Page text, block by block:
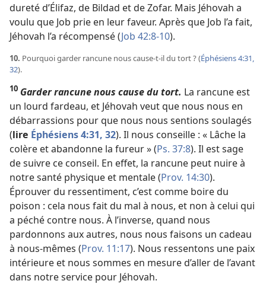
dureté d’Élifaz, de Bildad et de Zofar. Mais Jéhovah a
voulu que Job prie en leur faveur. Après que Job l’a fait,
Jéhovah l’a récompensé (Job 42:8-10).
10. Pourquoi garder rancune nous cause-​t-​il du tort ? (Éphésiens 4:31,
32).
10 Garder rancune nous cause du tort. La rancune est
un lourd fardeau, et Jéhovah veut que nous nous en
débarrassions pour que nous nous sentions soulagés
(lire Éphésiens 4:31, 32). Il nous conseille : « Lâche la
colère et abandonne la fureur » (Ps. 37:8). Il est sage
de suivre ce conseil. En effet, la rancune peut nuire à
notre santé physique et mentale (Prov. 14:30).
Éprouver du ressentiment, c’est comme boire du
poison : cela nous fait du mal à nous, et non à celui qui
a péché contre nous. À l’inverse, quand nous
pardonnons aux autres, nous nous faisons un cadeau
à nous-​mêmes (Prov. 11:17). Nous ressentons une paix
intérieure et nous sommes en mesure d’aller de l’avant
dans notre service pour Jéhovah.